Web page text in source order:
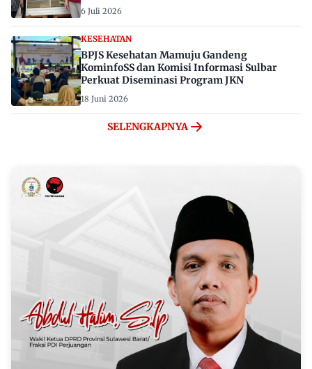
6 Juli 2026
KESEHATAN
BPJS Kesehatan Mamuju Gandeng
KominfoSS dan Komisi Informasi Sulbar
Perkuat Diseminasi Program JKN
18 Juni 2026
SELENGKAPNYA